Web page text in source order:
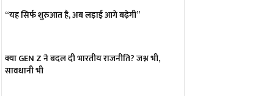
“यह सिर्फ शुरुआत है, अब लड़ाई आगे बढ़ेगी”
क्या GEN Z ने बदल दी भारतीय राजनीति? जश्न भी,
सावधानी भी